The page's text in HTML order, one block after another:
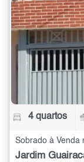
4 quartos
Sobrado à Venda
Jardim